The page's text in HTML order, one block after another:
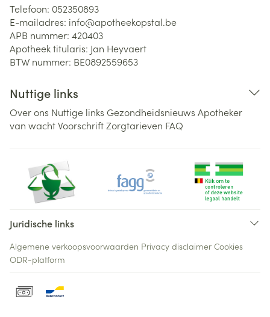
Telefoon: 052350893
E-mailadres: info@apotheekopstal.be
APB nummer: 420403
Apotheek titularis: Jan Heyvaert
BTW nummer: BE0892559653
Nuttige links
Over ons Nuttige links Gezondheidsnieuws Apotheker
van wachtVoorschriftZorgtarieven FAQ
Juridische links
Algemene verkoopsvoorwaarden Privacy disclaimer Cookies
ODR-platform